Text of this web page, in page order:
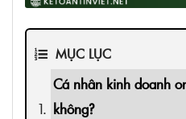
MỤC LỤC
Cá nhân kinh doanh
không?